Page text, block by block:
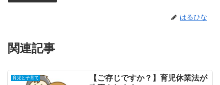
はるひな
関連記事
育児と子育て
【ご存じですか？】育児休業法が